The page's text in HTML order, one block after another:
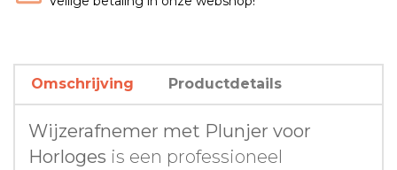
Omschrijving Productdetails
Wijzerafnemer met Plunjer voor
Horloges is een professioneel